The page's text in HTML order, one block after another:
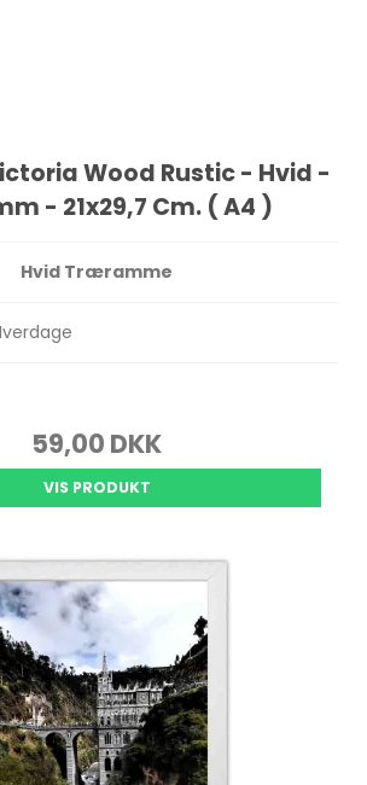
Wood Rustic - Hvid -
- 21x29,7 Cm. ( A4 )
Hvid Træramme
59,00 DKK
VIS PRODUKT